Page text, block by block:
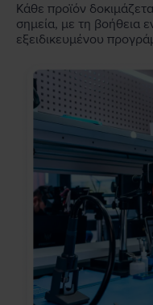
Κάθε προϊόν
σημεία, με τη βοήθεια
εξειδικευμένου